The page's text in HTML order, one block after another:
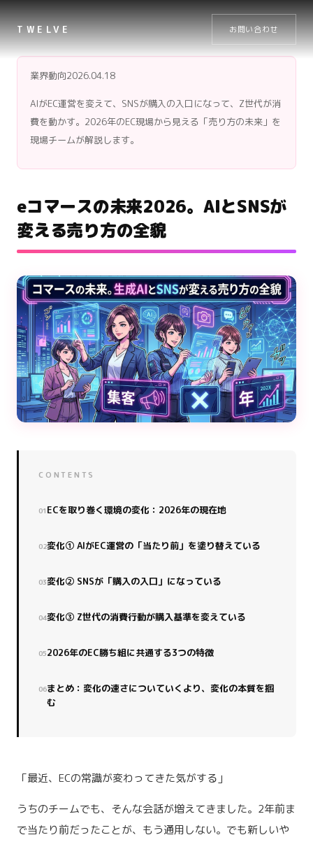
TWELVE お問い合わせ
業界動向2026.04.18
AIがEC運営を変えて、SNSが購入の入口になって、Z世代が消
費を動かす。2026年のEC現場から見える「売り方の未来」を
現場チームが解説します。
eコマースの未来2026。AIとSNSが
変える売り方の全貌
CONTENTS
ECを取り巻く環境の変化：2026年の現在地
変化① AIがEC運営の「当たり前」を塗り替えている
変化② SNSが「購入の入口」になっている
変化③ Z世代の消費行動が購入基準を変えている
2026年のEC勝ち組に共通する3つの特徴
まとめ：変化の速さについていくより、変化の本質を掴
む
「最近、ECの常識が変わってきた気がする」
うちのチームでも、そんな会話が増えてきました。2年前ま
で当たり前だったことが、もう通用しない。でも新しいや